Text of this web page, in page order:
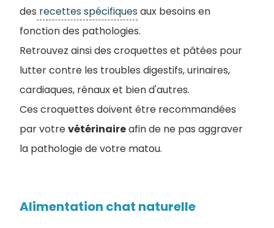
des recettes spécifiquesaux besoins en
fonction des pathologies.
Retrouvez ainsi des croquettes et pâtées pour
lutter contre les troubles digestifs, urinaires,
cardiaques, rénaux et bien d'autres.
Ces croquettes doivent être recommandées
par votrevétérinaireafin de ne pas aggraver
la pathologie de votre matou.
Alimentation chat naturelle